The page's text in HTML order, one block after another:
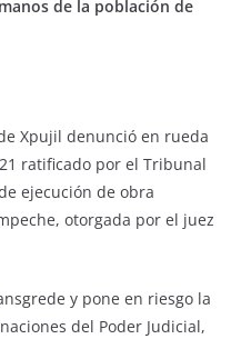
de la población de
Xpujil denunció en rueda
ratificado por el Tribunal
ejecución de obra
otorgada por el juez
y pone en riesgo la
del Poder Judicial,